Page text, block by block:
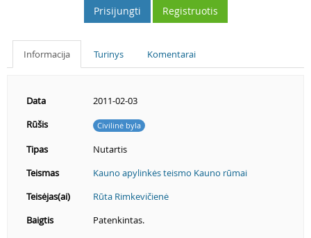
Prisijungti Registruotis
Informacija Turinys Komentarai
Data
2011-02-03
Rūšis
Civilinė byla
Tipas
Nutartis
Teismas
Kauno apylinkės teismo Kauno rūmai
Teisėjas(ai)
Rūta Rimkevičienė
Baigtis
Patenkintas.